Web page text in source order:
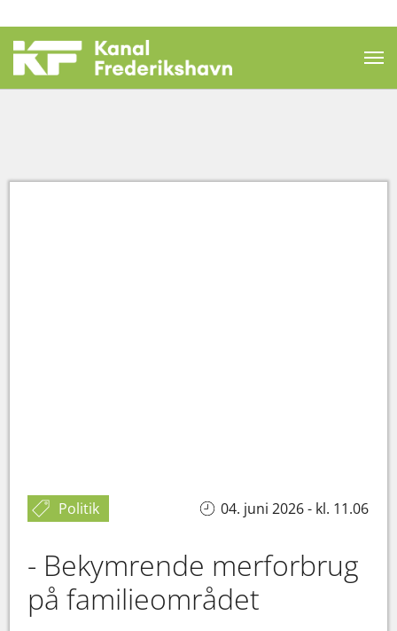
Politik 04. juni 2026 - kl. 11.06
- Bekymrende merforbrug
på familieområdet